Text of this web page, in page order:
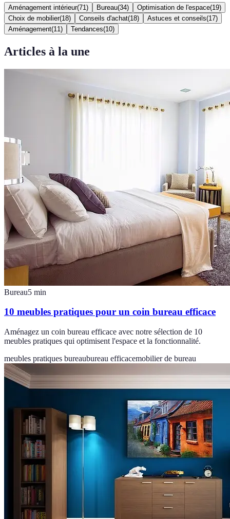
Aménagement intérieur(71 ) Bureau(34) Optimisation de l'espace(19)
Choix de mobilier(18) Conseils d'achat(18) Astuces et conseils(17)
Aménagement(11 ) Tendances(10)
Articles à la une
Bureau5 min
10 meubles pratiques pour un coin bureau efficace
Aménagez un coin bureau efficace avec notre sélection de 10
meubles pratiques qui optimisent l'espace et la fonctionnalité.
meubles pratiques bureaubureau efficacemobilier de bureau